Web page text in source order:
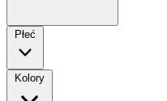
Płeć
Kolory